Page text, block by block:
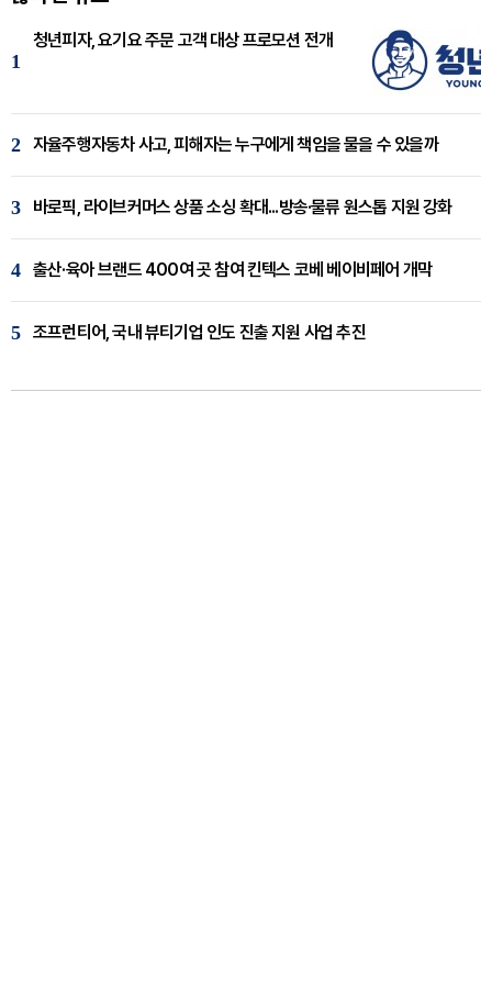
1
청년피자, 요기요 주문 고객 대상 프로모션 전개
2 자율주행자동차 사고, 피해자는 누구에게 책임을 물을 수 있을까
3 바로픽, 라이브커머스 상품 소싱 확대...방송·물류 원스톱 지원 강화
4 출산·육아 브랜드 400여 곳 참여 킨텍스 코베 베이비페어 개막
5 조프런티어, 국내 뷰티기업 인도 진출 지원 사업 추진